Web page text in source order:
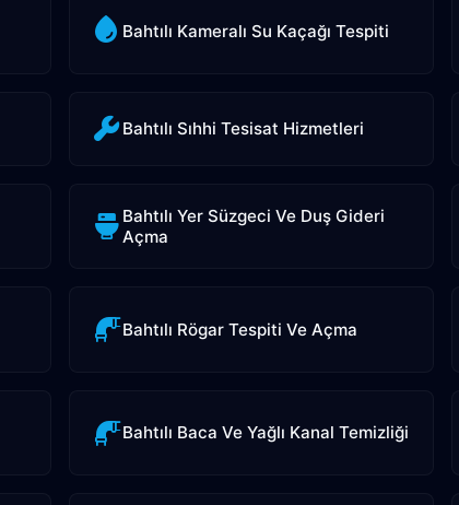
Bahtılı Kameralı Su Kaçağı Tespiti
Bahtılı Sıhhi Tesisat Hizmetleri
Bahtılı Yer Süzgeci Ve Duş Gideri
Açma
Bahtılı Rögar Tespiti Ve Açma
Bahtılı Baca Ve Yağlı Kanal Temizliği